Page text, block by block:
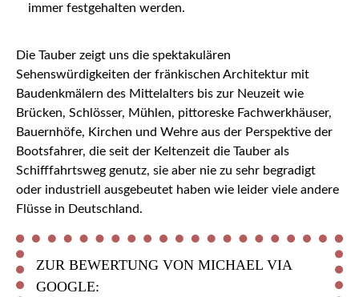
immer festgehalten werden.
Die Tauber zeigt uns die spektakulären
Sehenswürdigkeiten der fränkischen Architektur mit
Baudenkmälern des Mittelalters bis zur Neuzeit wie
Brücken, Schlösser, Mühlen, pittoreske Fachwerkhäuser,
Bauernhöfe, Kirchen und Wehre aus der Perspektive der
Bootsfahrer, die seit der Keltenzeit die Tauber als
Schifffahrtsweg genutz, sie aber nie zu sehr begradigt
oder industriell ausgebeutet haben wie leider viele andere
Flüsse in Deutschland.
ZUR BEWERTUNG VON MICHAEL VIA
GOOGLE: